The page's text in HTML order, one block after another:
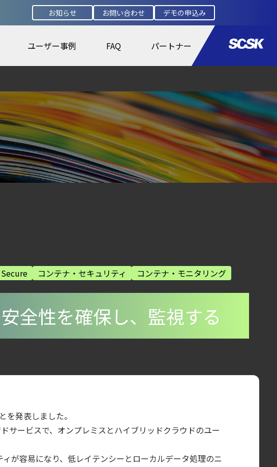
お知らせ お問い合わせ デモの申込み
ユーザー事例 FAQ パートナー
隔離検証 ―
ウェアを展開
ュリティ基盤
識
ュリティ基盤
コンテナ・セキュリティ コンテナ・モニタリング
全性を確保し、監視する
発表しました。
サービスで、オンプレミスとハイブリッドクラウドのユー
が容易になり、低レイテンシーとローカルデータ処理のニ